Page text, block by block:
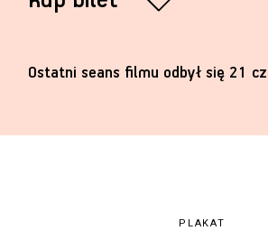
Ostatni seans filmu odbył się 21
PLAKAT